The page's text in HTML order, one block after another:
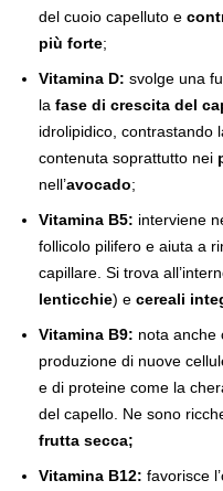
del cuoio capelluto e
più forte;
Vitamina D: svolge una
la fase di crescita del
idrolipidico, contrastando
contenuta soprattutto nei
nell’avocado;
Vitamina B5: interviene
follicolo pilifero e aiuta a
capillare. Si trova
lenticchie) e cereali
Vitamina B9: nota anche
produzione di nuove
e di proteine come la
del capello. Ne sono
frutta secca;
Vitamina B12: favorisce